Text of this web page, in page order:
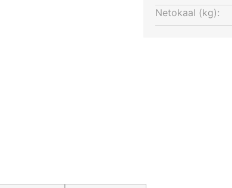
Netokaal (kg):